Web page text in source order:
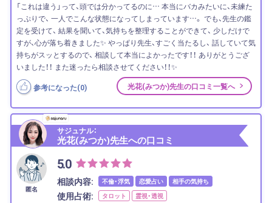
「これは違う」って、頭では分かってるのに… 本当にバカみたいに、未練た
っぷりで、 一人でこんな状態になってしまっています…。 でも、先生の鑑
定を受けて、 結果を聞いて、気持ちを整理することができて、 少しだけで
すが、心が落ち着きました✨ やっぱり先生、すごく当たるし、 話していて気
持ちがスッとするので、 相談して本当によかったです！！ ありがとうござ
いました！！ また迷ったら相談させてください！！✨
参考になった(0) 光花(みつか)先生の口コミ一覧へ
サジュナル：
光花(みつか)先生への口コミ
匿名
5.0
相談内容: 不倫・浮気 恋愛占い 相手の気持ち
使用占術: タロット 霊視・透視